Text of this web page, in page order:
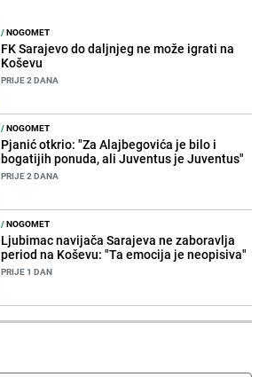
/NOGOMET
FK Sarajevo do daljnjeg ne može igrati na
Koševu
PRIJE 2 DANA
/NOGOMET
Pjanić otkrio: "Za Alajbegovića je bilo i
bogatijih ponuda, ali Juventus je Juventus"
PRIJE 2 DANA
/NOGOMET
Ljubimac navijača Sarajeva ne zaboravlja
period na Koševu: "Ta emocija je neopisiva"
PRIJE 1 DAN